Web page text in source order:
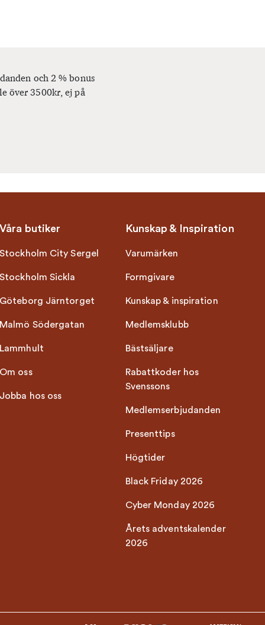
och 2 % bonus
över 3500kr, ej på
Våra butiker
Stockholm City Sergel
Stockholm Sickla
Göteborg Järntorget
Malmö Södergatan
Lammhult
Om oss
Jobba hos oss
Kunskap & Inspiration
Varumärken
Formgivare
Kunskap & inspiration
Medlemsklubb
Bästsäljare
Rabattkoder hos
Svenssons
Medlemserbjudanden
Presenttips
Högtider
Black Friday 2026
Cyber Monday 2026
Årets adventskalender
2026